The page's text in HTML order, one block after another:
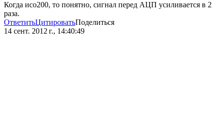
Когда исо200, то понятно, сигнал перед АЦП усиливается в 2
раза.
ОтветитьЦитироватьПоделиться
14 сент. 2012 г., 14:40:49